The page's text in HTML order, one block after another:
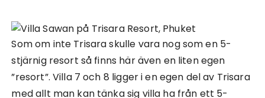
Som om inte Trisara skulle vara nog som en 5-
stjärnig resort så finns här även en liten egen
”resort”. Villa 7 och 8 ligger i en egen del av Trisara
med allt man kan tänka sig villa ha från ett 5-